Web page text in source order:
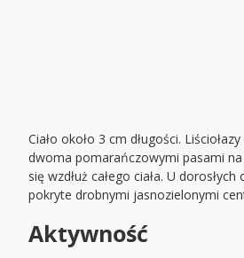
Ciało około 3 cm długości.
dwoma pomarańczowymi pasami
się wzdłuż całego ciała. U
pokryte drobnymi jasnozielonymi
Aktywność